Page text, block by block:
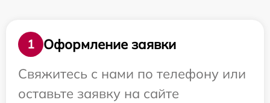
1
Оформление заявки
Свяжитесь с нами по телефону или
оставьте заявку на сайте